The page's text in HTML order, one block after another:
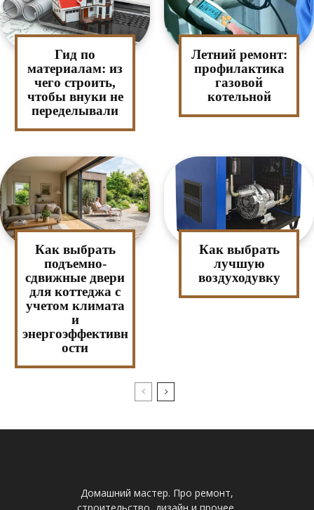
Гид по
материалам: из
чего строить,
чтобы внуки не
переделывали
Летний ремонт:
профилактика
газовой
котельной
Как выбрать
подъемно-
сдвижные двери
для коттеджа с
учетом климата
и
энергоэффективн
ости
Как выбрать
лучшую
воздуходувку
Домашний мастер. Про ремонт,
строительство, дизайн и прочее.